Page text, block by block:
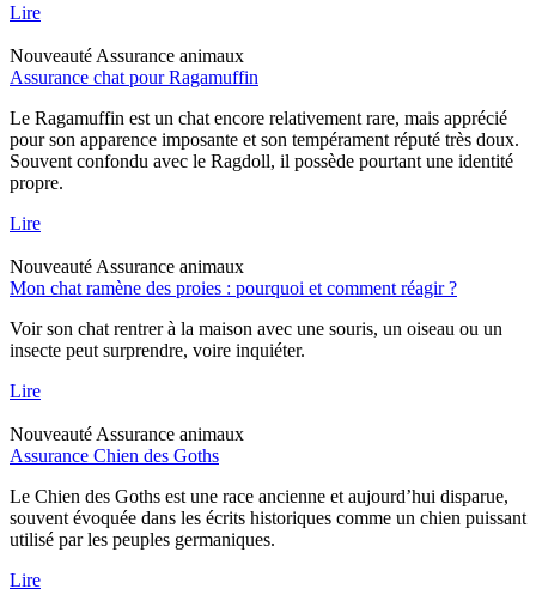
Lire
Nouveauté Assurance animaux
Assurance chat pour Ragamuffin
Le Ragamuffin est un chat encore relativement rare, mais apprécié
pour son apparence imposante et son tempérament réputé très doux.
Souvent confondu avec le Ragdoll, il possède pourtant une identité
propre.
Lire
Nouveauté Assurance animaux
Mon chat ramène des proies : pourquoi et comment réagir ?
Voir son chat rentrer à la maison avec une souris, un oiseau ou un
insecte peut surprendre, voire inquiéter.
Lire
Nouveauté Assurance animaux
Assurance Chien des Goths
Le Chien des Goths est une race ancienne et aujourd’hui disparue,
souvent évoquée dans les écrits historiques comme un chien puissant
utilisé par les peuples germaniques.
Lire